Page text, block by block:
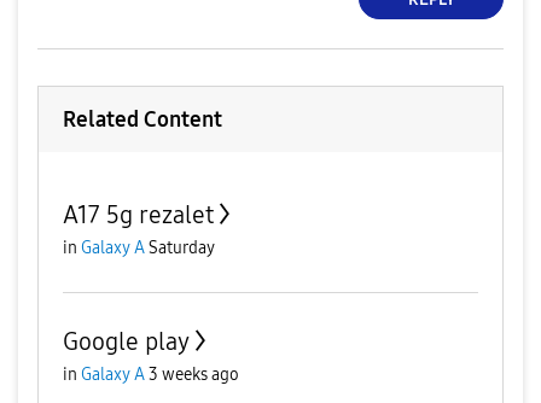
Related Content
A17 5g rezalet
in Galaxy ASaturday
Google play
in Galaxy A3 weeks ago